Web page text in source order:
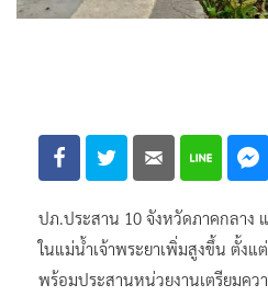
ปภ.ประสาน 10 จังหวัดภาคกลาง
ในแม่น้ำเจ้าพระยาเพิ่มสูงขึ้น ตั้ง
พร้อมประสานหน่วยงานเตรียมค